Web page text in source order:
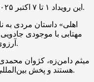
این رویداد ۱ تا ۷ اکتبر ۲۰۲۵ (۹ تا ۱۵ مهر ۱۴۰۴) برگزار خواهد شد.
مهتابی با موجودی
آرزوی خود، مجبور به پذیرش شرایطی است.
میثم دامن‌زه، کژوان محمدی
هستند و پخش بین‌المللی این اثر را سولماز اعتماد بر عهده دارد.